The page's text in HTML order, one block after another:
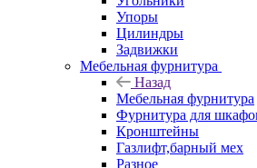
Упоры
Цилиндры
Задвижки
Мебельная фурнитура
Назад
Мебельная фурнитура
Фурнитура для
Кронштейны
Газлифт,барный мех
Разное